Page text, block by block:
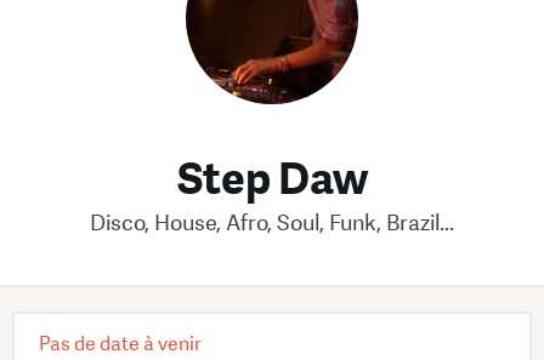
Step Daw
Disco, House, Afro, Soul, Funk, Brazil...
Pas de date à venir